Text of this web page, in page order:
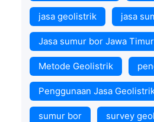
jasa geolistrik jasa
Jasa sumur bor Jawa Timur
Metode Geolistrik
Penggunaan Jasa
sumur bor survey